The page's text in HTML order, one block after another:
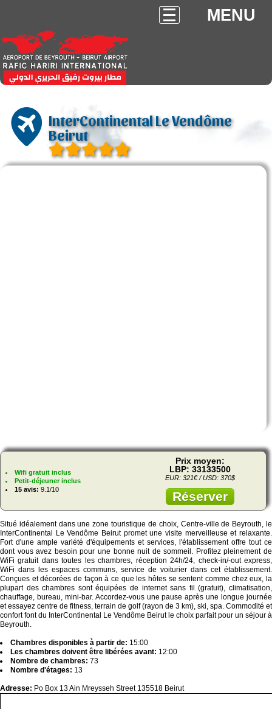
MENU
InterContinental Le Vendôme
Beirut
Wifi gratuit inclus
Petit-déjeuner inclus
15 avis: 9.1/10
Prix moyen:
LBP: 33133500
EUR: 321€ / USD: 370$
Réserver
Situé idéalement dans une zone touristique de choix, Centre-ville de Beyrouth, le
InterContinental Le Vendôme Beirut promet une visite merveilleuse et relaxante.
Fort d'une ample variété d'équipements et services, l'établissement offre tout ce
dont vous avez besoin pour une bonne nuit de sommeil. Profitez pleinement de
WiFi gratuit dans toutes les chambres, réception 24h/24, check-in/-out express,
WiFi dans les espaces communs, service de voiturier dans cet établissement.
Conçues et décorées de façon à ce que les hôtes se sentent comme chez eux, la
plupart des chambres sont équipées de internet sans fil (gratuit), climatisation,
chauffage, bureau, mini-bar. Accordez-vous une pause après une longue journée
et essayez centre de fitness, terrain de golf (rayon de 3 km), ski, spa. Commodité et
confort font du InterContinental Le Vendôme Beirut le choix parfait pour un séjour à
Beyrouth.
Chambres disponibles à partir de: 15:00
Les chambres doivent être libérées avant: 12:00
Nombre de chambres: 73
Nombre d'étages: 13
Adresse: Po Box 13 Ain Mreysseh Street 135518 Beirut